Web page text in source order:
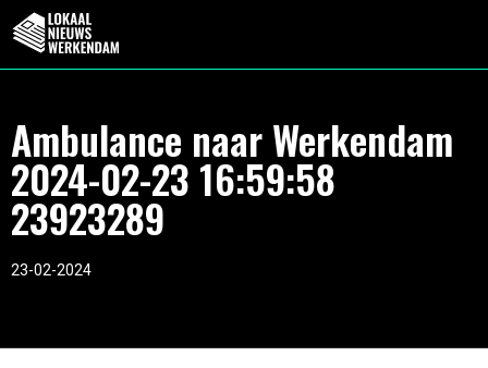
Ambulance naar Werkendam
2024-02-23 16:59:58
23923289
23-02-2024